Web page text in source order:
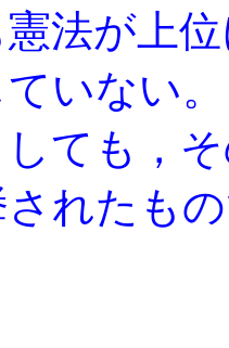
法が上
いない。
ても，
れたも